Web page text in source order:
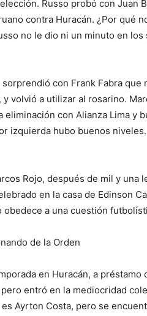
Russo probó con Juan
contra Huracán. ¿Por qué
no le dio ni un minuto en
con Frank Fabra que
volvió a utilizar al rosarino.
con Alianza Lima y
izquierda hubo buenos
Rojo, después de mil y una
en la casa de Edinson
a una cuestión
de la Orden
en Huracán, a préstamo
entró en la mediocridad
Ayrton Costa, pero se